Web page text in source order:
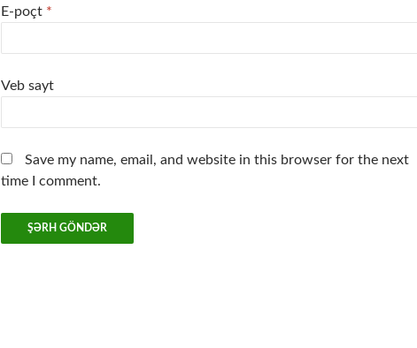
E-poçt *
Veb sayt
Save my name, email, and website in this browser for the next
time I comment.